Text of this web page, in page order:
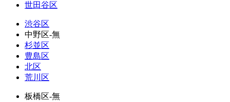
世田谷区
渋谷区
中野区-無
杉並区
豊島区
北区
荒川区
板橋区-無